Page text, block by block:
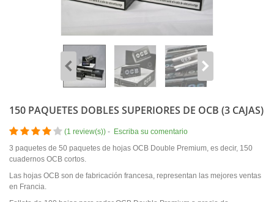
150 PAQUETES DOBLES SUPERIORES DE OCB (3 CAJAS)
(1 review(s)) - Escriba su comentario
3 paquetes de 50 paquetes de hojas OCB Double Premium, es decir, 150
cuadernos OCB cortos.
Las hojas OCB son de fabricación francesa, representan las mejores ventas
en Francia.